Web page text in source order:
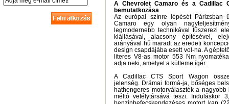
A Chevrolet Camaro és a Cadillac
bemutatkozása
Az európai színre lépését Párizsban
Camaro egy olyan
legmodernebb technikával fűszerezi
kiállásával, alacsony építésével,
arányával hű maradt az eredeti
design csapdájába esett vol-na. A
literes V8-as motor 553 Nm
adja neki, amelyet a külleme ígér.
A Cadillac CTS Sport Wagon
jelenség. Drámai formá-ja, bőséges
hathengeres motorválaszték a
méltó vetélytársává teszi. Induláskor